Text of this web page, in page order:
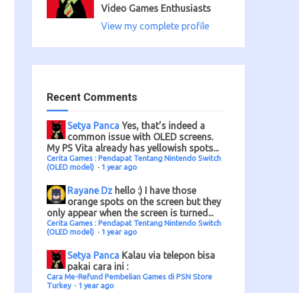
Video Games Enthusiasts
View my complete profile
Recent Comments
Setya Panca Yes, that’s indeed a
common issue with OLED screens.
My PS Vita already has yellowish spots...
Cerita Games : Pendapat Tentang Nintendo Switch
(OLED model) · 1 year ago
Rayane Dz hello :) I have those
orange spots on the screen but they
only appear when the screen is turned...
Cerita Games : Pendapat Tentang Nintendo Switch
(OLED model) · 1 year ago
Setya Panca Kalau via telepon bisa
pakai cara ini :
Cara Me-Refund Pembelian Games di PSN Store
Turkey · 1 year ago